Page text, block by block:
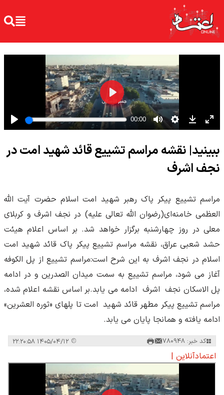
ببینید| نقشه مراسم تشییع قائد شهید امت در
نجف اشرف
مراسم تشییع پیکر پاک رهبر شهید امت اسلام حضرت آیت الله
العظمی خامنه‌ای(رضوان الله تعالی علیه) در نجف اشرف و کربلای
معلی در روز چهارشنبه برگزار خواهد شد. بر اساس اعلام هیئت
حشد شعبی عراق، نقشه مراسم تشییع پیکر پاک قائد شهید امت
اسلام در نجف اشرف به این شرح است:مراسم تشییع از پل الکوفه
آغاز می شود، مراسم تشییع به سمت میدان الصدرین و در ادامه
پل الاسکان نجف اشرف ادامه می یابد.بر اساس نقشه اعلام شده،
مراسم تشییع پیکر مطهر قائد شهید امت تا پلهای «ثوره العشرین»
ادامه یافته و همانجا پایان می یابد.
کد خبر: 780948
اعتمادآنلاین |